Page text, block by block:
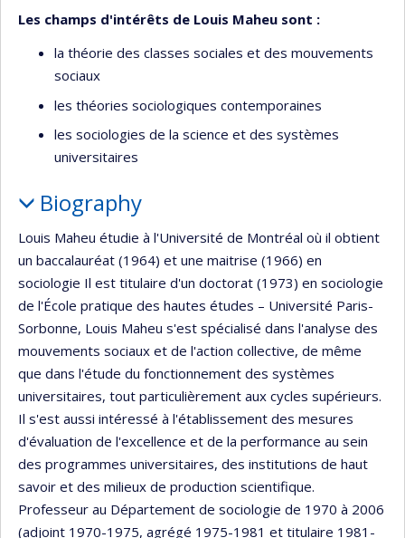
Les champs d'intérêts de Louis Maheu sont :
la théorie des classes sociales et des mouvements
sociaux
les théories sociologiques contemporaines
les sociologies de la science et des systèmes
universitaires
Biography
Louis Maheu étudie à l'Université de Montréal où il obtient
un baccalauréat (1964) et une maitrise (1966) en
sociologie Il est titulaire d'un doctorat (1973) en sociologie
de l'École pratique des hautes études – Université Paris-
Sorbonne, Louis Maheu s'est spécialisé dans l'analyse des
mouvements sociaux et de l'action collective, de même
que dans l'étude du fonctionnement des systèmes
universitaires, tout particulièrement aux cycles supérieurs.
Il s'est aussi intéressé à l'établissement des mesures
d'évaluation de l'excellence et de la performance au sein
des programmes universitaires, des institutions de haut
savoir et des milieux de production scientifique.
Professeur au Département de sociologie de 1970 à 2006
(adjoint 1970-1975, agrégé 1975-1981 et titulaire 1981-